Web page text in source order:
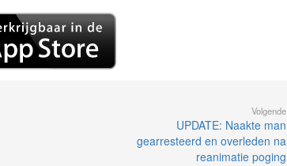
Volgende
UPDATE: Naakte man
gearresteerd en overleden na
reanimatie poging